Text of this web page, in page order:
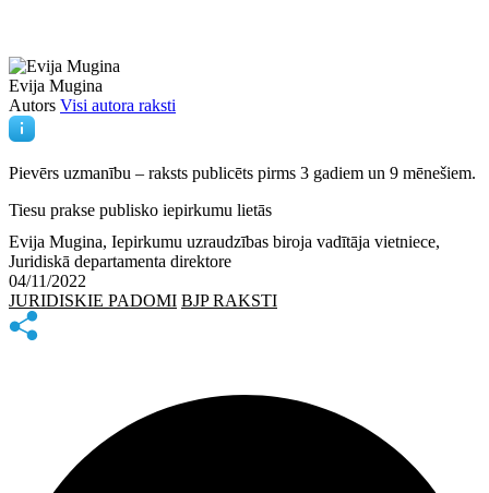
Evija Mugina
Autors Visi autora raksti
Pievērs uzmanību – raksts publicēts pirms 3 gadiem un 9 mēnešiem.
Tiesu prakse publisko iepirkumu lietās
Evija Mugina, Iepirkumu uzraudzības biroja vadītāja vietniece,
Juridiskā departamenta direktore
04/11/2022
JURIDISKIE PADOMI BJP RAKSTI